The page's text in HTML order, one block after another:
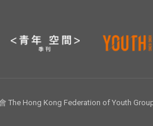
The Hong Kong Federation of Youth